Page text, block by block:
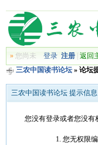
»您尚未 登录 注册| 返回
三农中国读书论坛» 论坛
三农中国读书论坛 提示信息
您没有登录或者您没有
您无权限